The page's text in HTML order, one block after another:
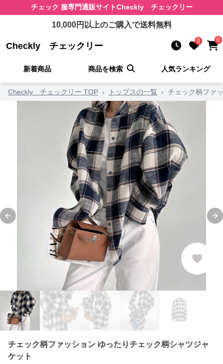
チェック 服専門通販サイトCheckly チェックリー
10,000円以上のご購入で送料無料
Checkly チェックリー 0 0
新着商品 商品を検索 人気ランキング
Checkly チェックリー TOP › トップスの一覧 › チェック柄ファ
Previous slide
チェック柄ファッション ゆったりチェック柄シャツジャ
ケット